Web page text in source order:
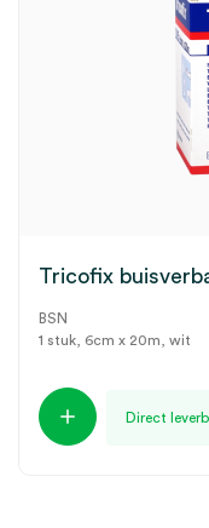
Tricofix
BSN
1 stuk, 6cm x 20m, wit
Direct